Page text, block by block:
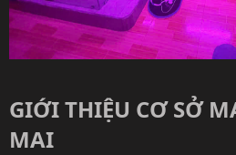
GIỚI THIỆU CƠ SỞ
MAI​